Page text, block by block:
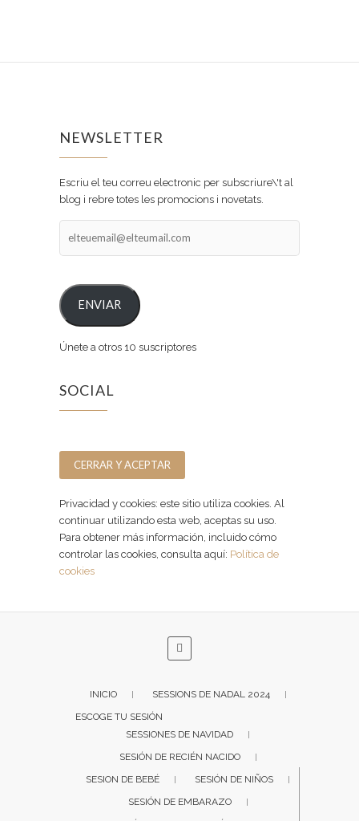
NEWSLETTER
Escriu el teu correu electronic per subscriure\'t al
blog i rebre totes les promocions i novetats.
ENVIAR
Únete a otros 10 suscriptores
SOCIAL
Privacidad y cookies: este sitio utiliza cookies. Al
continuar utilizando esta web, aceptas su uso.
Para obtener más información, incluido cómo
controlar las cookies, consulta aquí: Política de
cookies
INICIO
SESSIONS DE NADAL 2024
ESCOGE TU SESIÓN
SESSIONES DE NAVIDAD
SESIÓN DE RECIÉN NACIDO
SESION DE BEBÉ
SESIÓN DE NIÑOS
SESIÓN DE EMBARAZO